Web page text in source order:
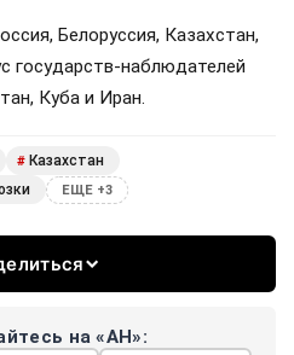
Белоруссия, Казахстан,
государств-наблюдателей
Куба и Иран.
# Казахстан
ЕЩЕ +3
на «АН»: